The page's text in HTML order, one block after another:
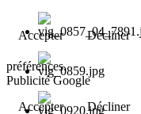
Accepter
Décliner
préférences.
Publicité Google
Accepter
Décliner